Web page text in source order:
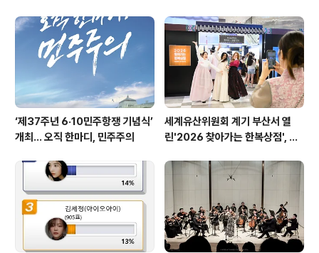
‘제37주년 6·10민주항쟁 기념식’
개최… 오직 한마디, 민주주의
세계유산위원회 계기 부산서 열
린'2026 찾아가는 한복상점', 역